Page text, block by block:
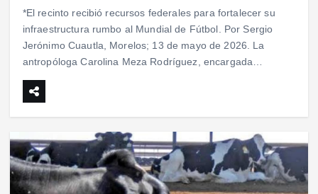
*El recinto recibió recursos federales para fortalecer su
infraestructura rumbo al Mundial de Fútbol. Por Sergio
Jerónimo Cuautla, Morelos; 13 de mayo de 2026. La
antropóloga Carolina Meza Rodríguez, encargada…